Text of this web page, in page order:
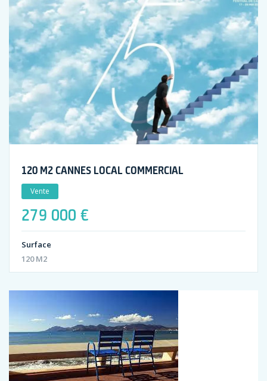
120 M2 CANNES LOCAL COMMERCIAL
Vente
279 000 €
Surface
120 M2